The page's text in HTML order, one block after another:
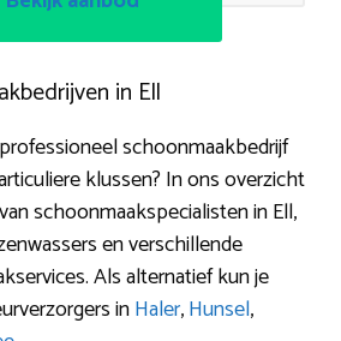
in Ell
schoonmaakbedrijf
klussen? In ons overzicht
schoonmaakspecialisten in Ell,
en verschillende
Als alternatief kun je
inHaler,Hunsel,